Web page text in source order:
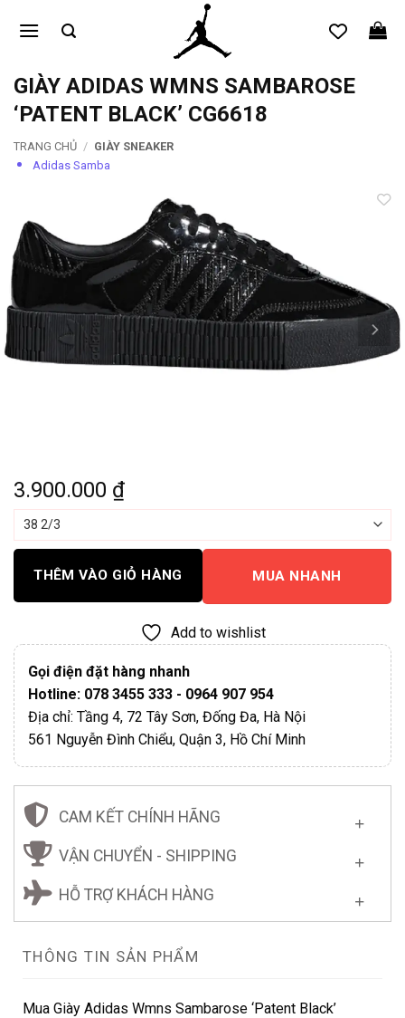
qua
dungGIÀY ADIDAS WMNS SAMBAROSE
‘PATENT BLACK’ CG6618
TRANG CHỦ / GIÀY SNEAKER
Adidas Samba
3.900.000 ₫
THÊM VÀO GIỎ HÀNG MUA NHANH
Add to wishlist
Gọi điện đặt hàng nhanh
Hotline: 078 3455 333 - 0964 907 954
Địa chỉ: Tầng 4, 72 Tây Sơn, Đống Đa, Hà Nội
561 Nguyễn Đình Chiểu, Quận 3, Hồ Chí Minh
CAM KẾT CHÍNH HÃNG
VẬN CHUYỂN - SHIPPING
HỖ TRỢ KHÁCH HÀNG
THÔNG TIN SẢN PHẨM
Mua Giày Adidas Wmns Sambarose ‘Patent Black’